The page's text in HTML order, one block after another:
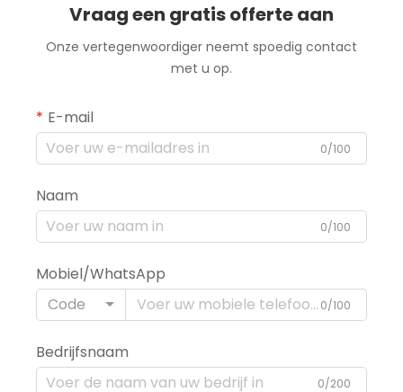
Vraag een gratis offerte aan
Onze vertegenwoordiger neemt spoedig contact
met u op.
E-mail
0/100
Naam
0/100
Mobiel/WhatsApp
Code
0/100
Bedrijfsnaam
0/200